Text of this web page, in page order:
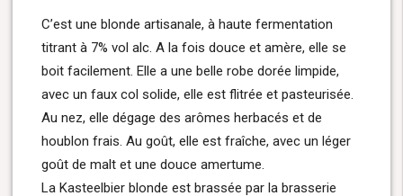
C’est une blonde artisanale, à haute fermentation
titrant à 7% vol alc. A la fois douce et amère, elle se
boit facilement. Elle a une belle robe dorée limpide,
avec un faux col solide, elle est flitrée et pasteurisée.
Au nez, elle dégage des arômes herbacés et de
houblon frais. Au goût, elle est fraîche, avec un léger
goût de malt et une douce amertume.
La Kasteelbier blonde est brassée par la brasserie